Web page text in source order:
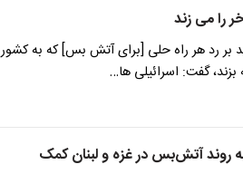
را می زند
بر رد هر راه حلی [برای آتش بس] که به کشور
گفت: اسرائیلی ها…
روند آتش‌بس در غزه و لبنان کمک